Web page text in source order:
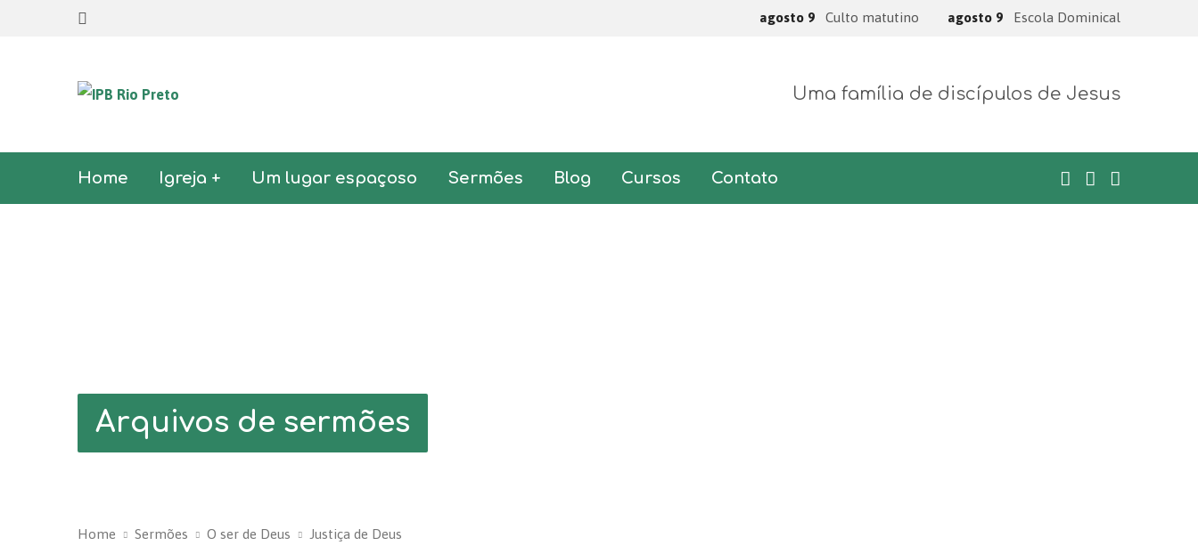
agosto 9 Culto matutino agosto 9 Escola Dominical
Uma família de discípulos de Jesus
Home Igreja + Um lugar espaçoso Sermões Blog Cursos Contato
Arquivos de sermões
Home Sermões O ser de Deus Justiça de Deus